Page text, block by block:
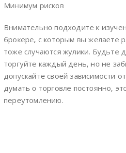
Минимум рисков
Внимательно подходите к
брокере, с которым вы желаете
тоже случаются жулики. Будьте
торгуйте каждый день, но не
допускайте своей зависимости
думать о торговле постоянно,
переутомлению.